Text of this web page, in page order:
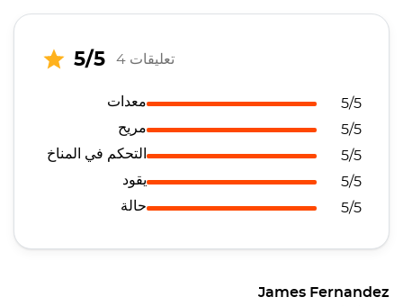
5/5 4 تعليقات
معدات
5/5
مريح
5/5
التحكم في المناخ
5/5
يقود
5/5
حالة
5/5
James Fernandez